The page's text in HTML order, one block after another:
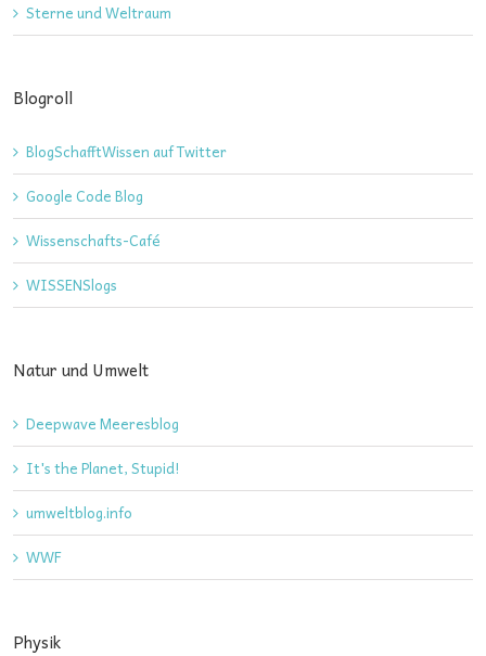
Sterne und Weltraum
Blogroll
BlogSchafftWissen auf Twitter
Google Code Blog
Wissenschafts-Café
WISSENSlogs
Natur und Umwelt
Deepwave Meeresblog
It's the Planet, Stupid!
umweltblog.info
WWF
Physik